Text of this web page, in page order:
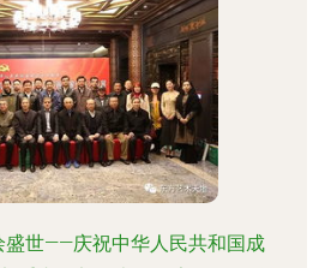
盛世——庆祝中华人民共和国成